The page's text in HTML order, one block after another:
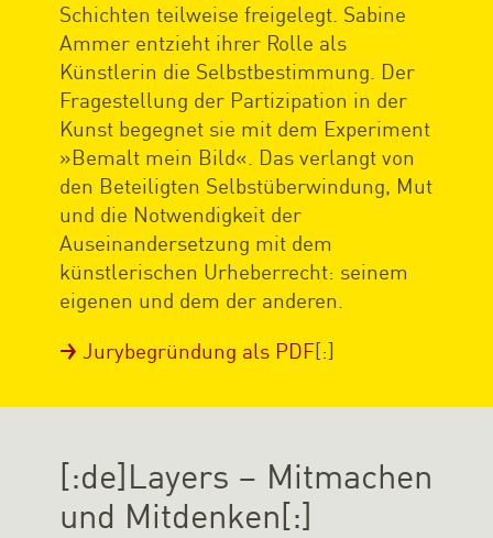
Schichten teilweise freigelegt. Sabine
Ammer entzieht ihrer Rolle als
Künstlerin die Selbstbestimmung. Der
Fragestellung der Partizipation in der
Kunst begegnet sie mit dem Experiment
»Bemalt mein Bild«. Das verlangt von
den Beteiligten Selbstüberwindung, Mut
und die Notwendigkeit der
Auseinandersetzung mit dem
künstlerischen Urheberrecht: seinem
eigenen und dem der anderen.
Jurybegründung als PDF[:]
[:de]Layers – Mitmachen
und Mitdenken[:]